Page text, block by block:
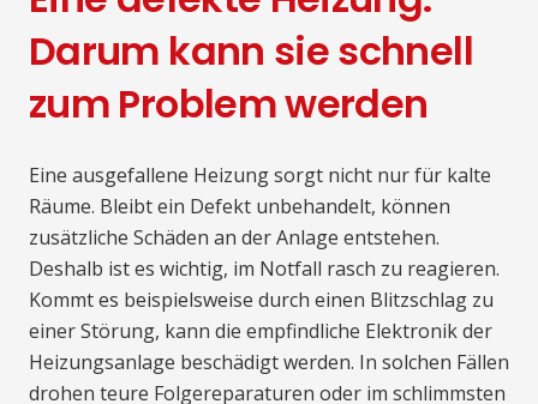
Darum kann sie schnell
zum Problem werden
Eine ausgefallene Heizung sorgt nicht nur für kalte
Räume. Bleibt ein Defekt unbehandelt, können
zusätzliche Schäden an der Anlage entstehen.
Deshalb ist es wichtig, im Notfall rasch zu reagieren.
Kommt es beispielsweise durch einen Blitzschlag zu
einer Störung, kann die empfindliche Elektronik der
Heizungsanlage beschädigt werden. In solchen Fällen
drohen teure Folgereparaturen oder im schlimmsten